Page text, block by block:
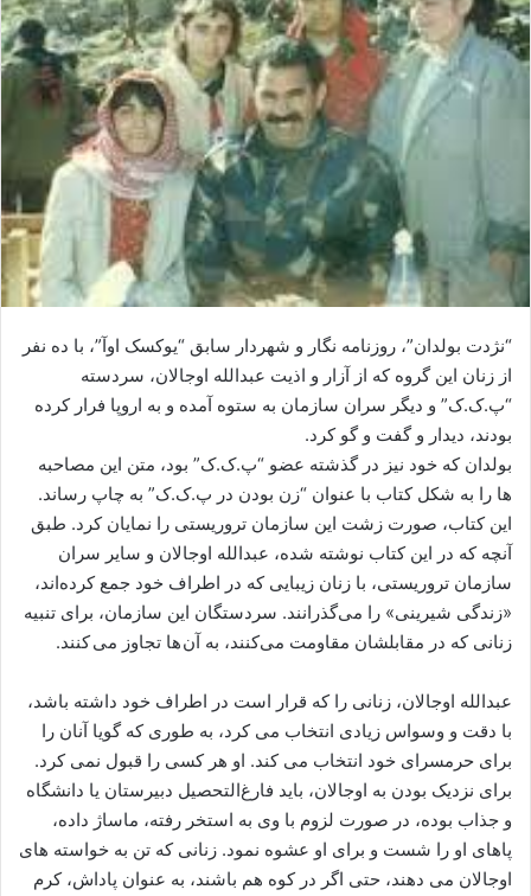
ی
م
“نژدت بولدان”، روزنامه ‌نگار و شهردار سابق “یوکسک اوآ”، با ده نفر
از زنان این گروه که از آزار و اذیت عبدالله اوجالان، سردسته
“پ.ک.ک” و دیگر سران سازمان به ستوه آمده و به اروپا فرار کرده
بودند، دیدار و گفت ‌و گو کرد.
بولدان که خود نیز در گذشته عضو “پ.ک.ک” بود، متن این مصاحبه
‌ها را به شکل کتاب با عنوان “زن بودن در پ.ک.ک” به چاپ رساند.
این کتاب، صورت زشت این سازمان تروریستی را نمایان کرد. طبق
آنچه که در این کتاب نوشته شده، عبدالله اوجالان و سایر سران
سازمان تروریستی، با زنان زیبایی که در اطراف خود جمع کرده‌اند،
«زندگی شیرینی» را می‌گذرانند. سردستگان این سازمان، برای تنبیه
زنانی که در مقابلشان مقاومت می‌کنند، به آن ها تجاوز می کنند.
عبدالله اوجالان، زنانی را که قرار است در اطراف خود داشته باشد،
با دقت و وسواس زیادی انتخاب می‌ کرد، به طوری که گویا آنان را
برای حرمسرای خود انتخاب می‌ کند. او هر کسی را قبول نمی ‌کرد.
برای نزدیک بودن به اوجالان، باید فارغ‌التحصیل دبیرستان یا دانشگاه
و جذاب بوده، در صورت لزوم با وی به استخر رفته، ماساژ داده،
پاهای او را شست و برای او عشوه نمود. زنانی که تن به خواسته ‌های
اوجالان می ‌دهند، حتی اگر در کوه هم باشند، به عنوان پاداش، کرم‌